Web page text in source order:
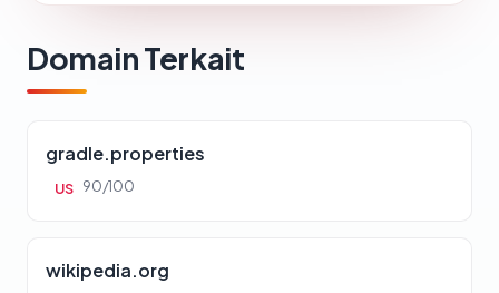
Domain Terkait
gradle.properties
US 90/100
wikipedia.org